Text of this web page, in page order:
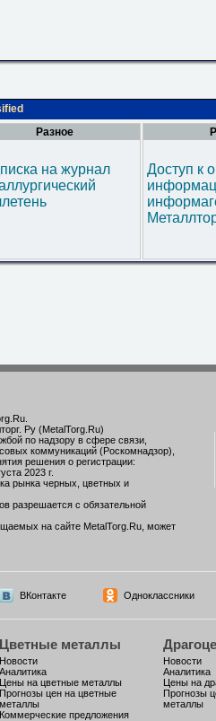
Разное
на журнал
Доступ к
Ру (MetalTorg.Ru)
по надзору в сфере связи,
коммуникаций (Роскомнадзор),
решения о регистрации:
2023 г.
рынка черных, цветных и
разрешается с обязательной
на сайте MetalTorg.Ru, может
ВКонтакте Одноклассники
Цветные металлы
Новости
Аналитика
Цены на цветные металлы
Прогнозы цен на цветные
металлы
Коммерческие предложения
Новости
Аналитика
Цены на
Прогнозы
металлы